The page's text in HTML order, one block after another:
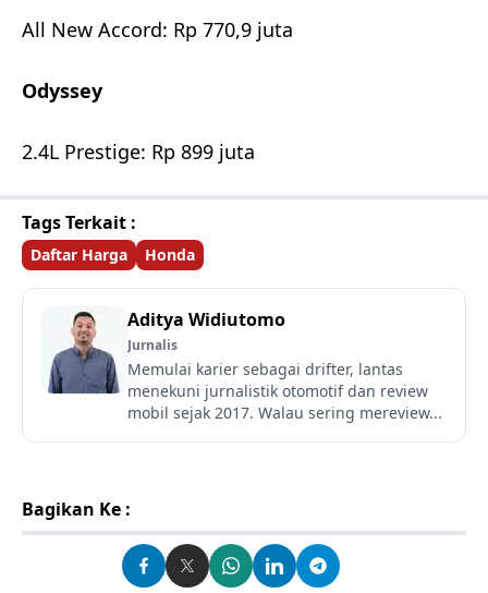
All New Accord: Rp 770,9 juta
Odyssey
2.4L Prestige: Rp 899 juta
Tags Terkait :
Daftar Harga Honda
Aditya Widiutomo
Jurnalis
Memulai karier sebagai drifter, lantas
menekuni jurnalistik otomotif dan review
mobil sejak 2017. Walau sering mereview...
Bagikan Ke :